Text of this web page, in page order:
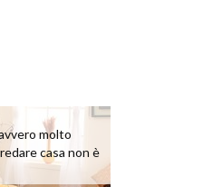
molto
casa non è